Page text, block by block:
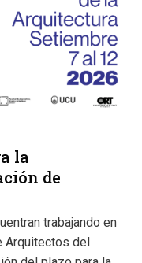
la
de
trabajando en
Arquitectos del